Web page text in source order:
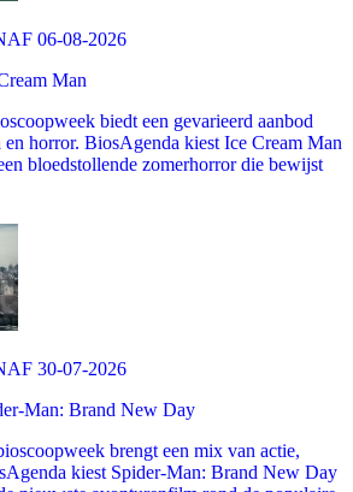
06-08-2026
Man
biedt een gevarieerd aanbod
horror. BiosAgenda kiest Ice Cream Man
bloedstollende zomerhorror die bewijst
30-07-2026
Man: Brand New Day
brengt een mix van actie,
kiest Spider-Man: Brand New Day